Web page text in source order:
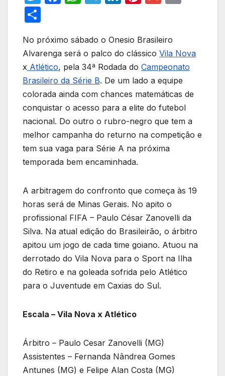
er e
b
o
o
k
s
A
p
p
gr
a
m
e
dI
n
e
st
ar
e
No próximo sábado o Onesio Brasileiro
Alvarenga será o palco do clássico Vila Nova
x Atlético, pela 34ª Rodada do Campeonato
Brasileiro da Série B. De um lado a equipe
colorada ainda com chances matemáticas de
conquistar o acesso para a elite do futebol
nacional. Do outro o rubro-negro que tem a
melhor campanha do returno na competição e
tem sua vaga para Série A na próxima
temporada bem encaminhada.
A arbitragem do confronto que começa às 19
horas será de Minas Gerais. No apito o
profissional FIFA – Paulo César Zanovelli da
Silva. Na atual edição do Brasileirão, o árbitro
apitou um jogo de cada time goiano. Atuou na
derrotado do Vila Nova para o Sport na Ilha
do Retiro e na goleada sofrida pelo Atlético
para o Juventude em Caxias do Sul.
Escala – Vila Nova x Atlético
Árbitro – Paulo Cesar Zanovelli (MG)
Assistentes – Fernanda Nândrea Gomes
Antunes (MG) e Felipe Alan Costa (MG)